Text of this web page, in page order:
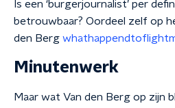
Is een ‘burgerjournalist’ per
betrouwbaar? Oordeel zelf op
den Berg
Minutenwerk
Maar wat Van den Berg op zijn